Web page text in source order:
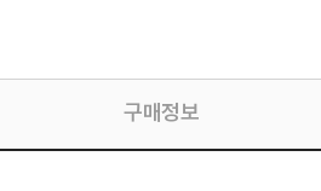
구매정보